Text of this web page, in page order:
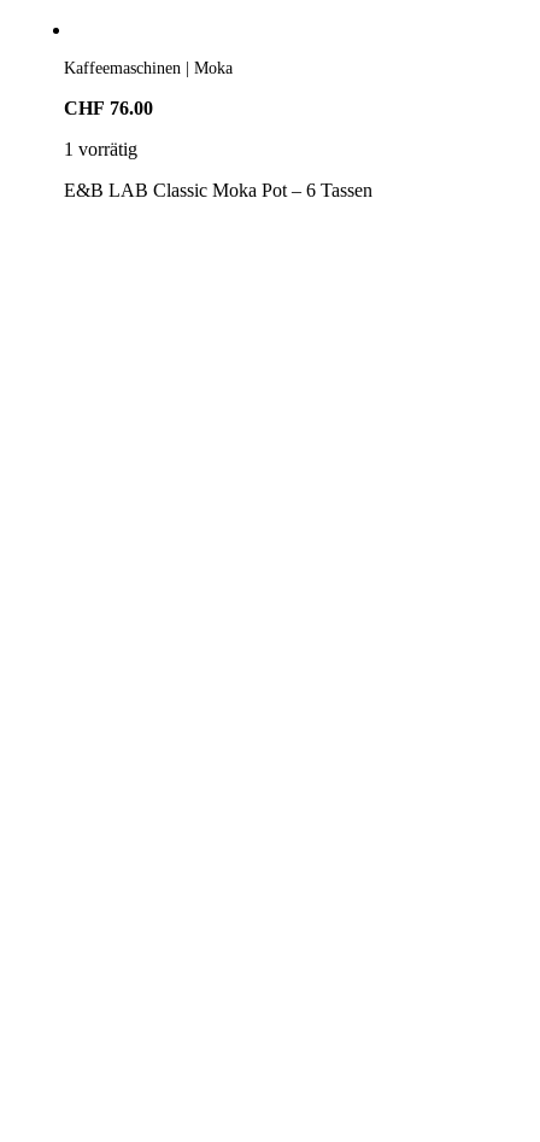
Kaffeemaschinen | Moka
CHF 76.00
1 vorrätig
E&B LAB Classic Moka Pot – 6 Tassen